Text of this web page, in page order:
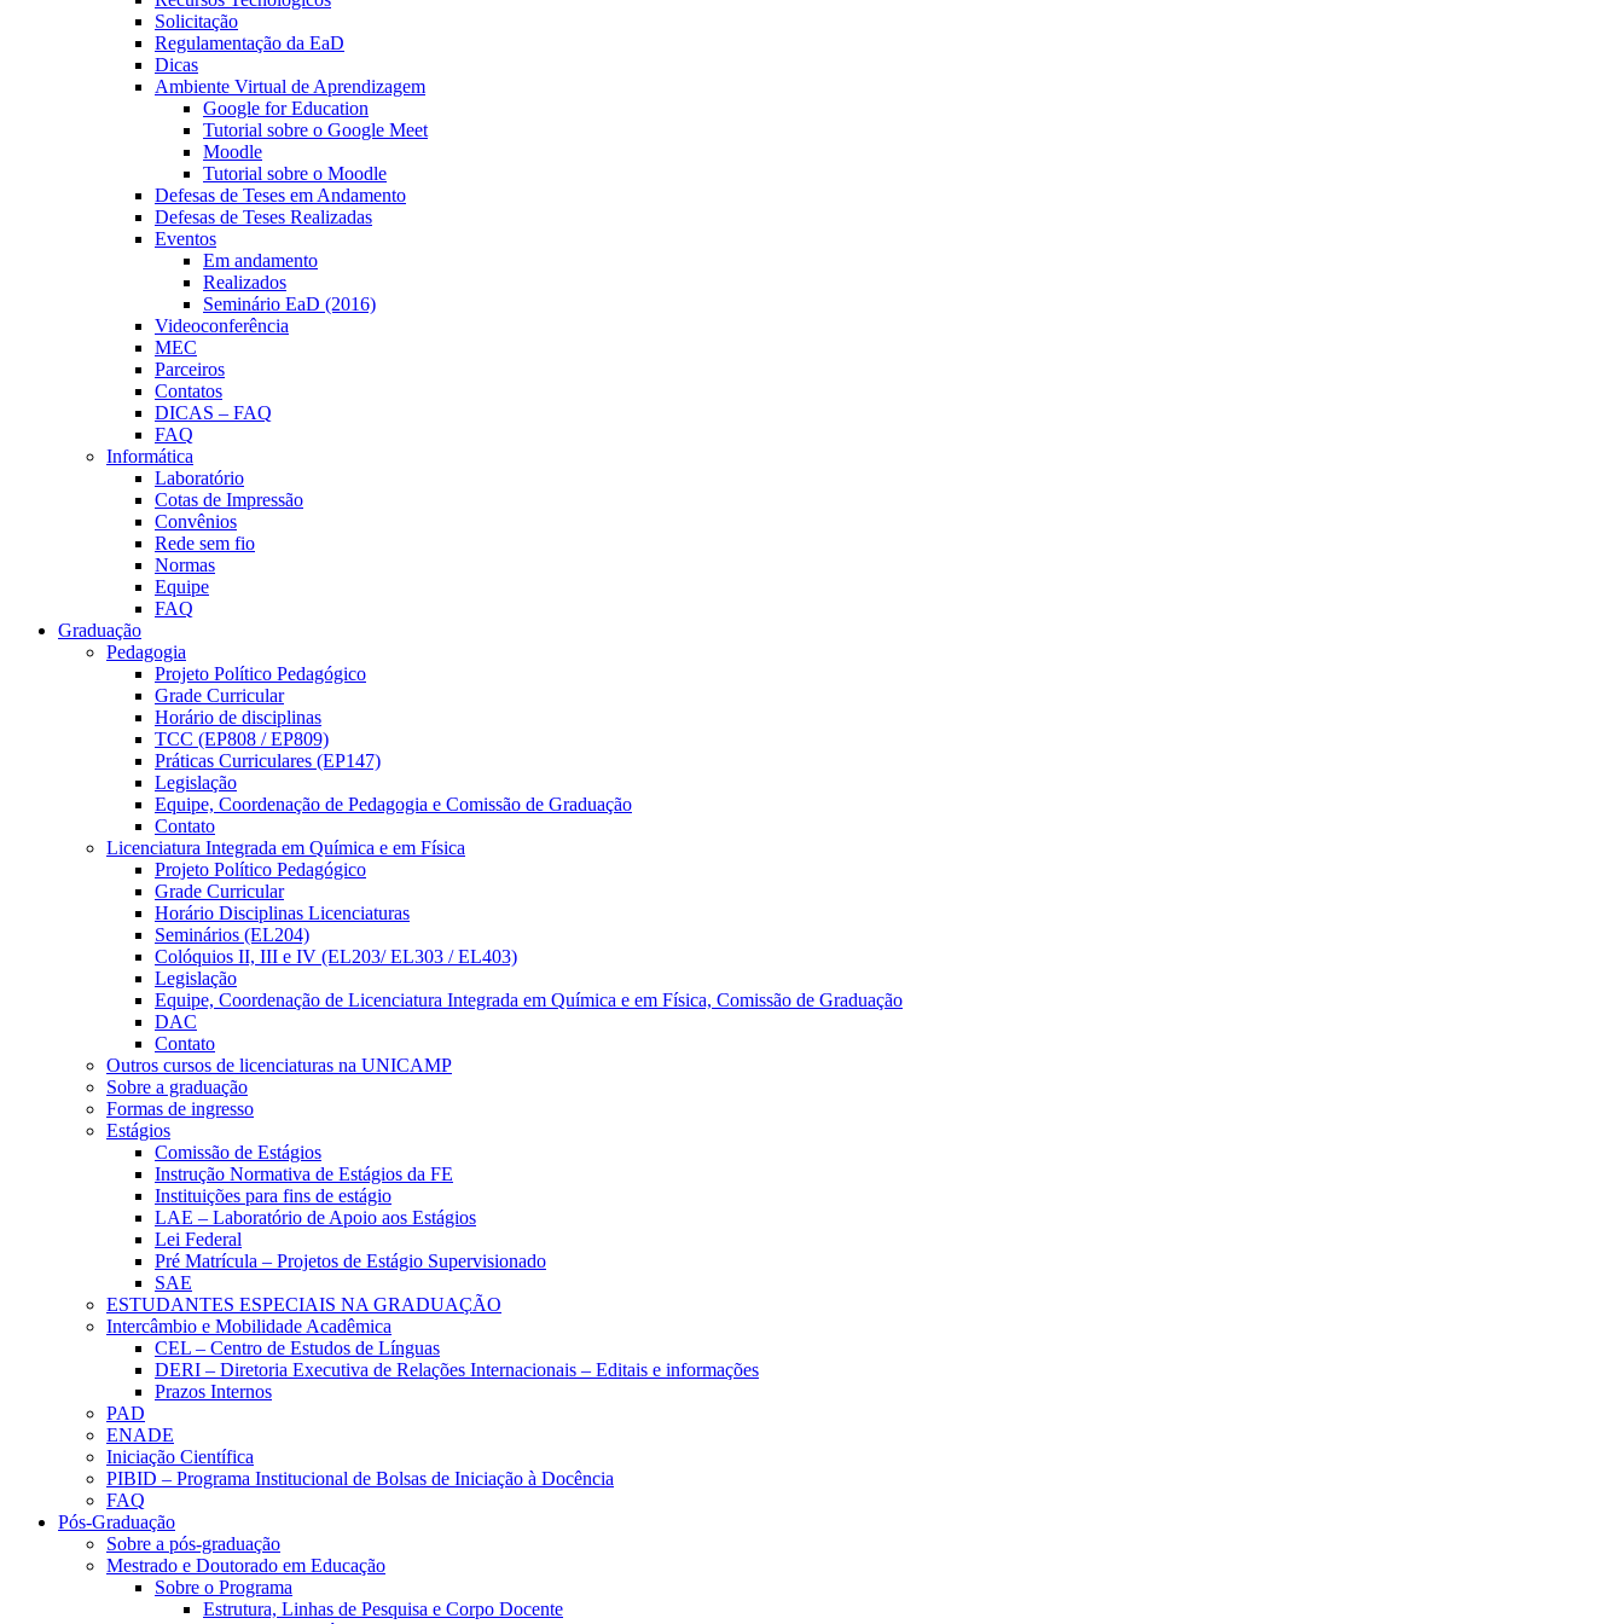
Solicitação
Regulamentação da EaD
Dicas
Ambiente Virtual de Aprendizagem
Google for Education
Tutorial sobre o Google Meet
Moodle
Tutorial sobre o Moodle
Defesas de Teses em Andamento
Defesas de Teses Realizadas
Eventos
Em andamento
Realizados
Seminário EaD (2016)
Videoconferência
MEC
Parceiros
Contatos
DICAS – FAQ
FAQ
Informática
Laboratório
Cotas de Impressão
Convênios
Rede sem fio
Normas
Equipe
FAQ
Graduação
Pedagogia
Projeto Político Pedagógico
Grade Curricular
Horário de disciplinas
TCC (EP808 / EP809)
Práticas Curriculares (EP147)
Legislação
Equipe, Coordenação de Pedagogia e Comissão de Graduação
Contato
Licenciatura Integrada em Química e em Física
Projeto Político Pedagógico
Grade Curricular
Horário Disciplinas Licenciaturas
Seminários (EL204)
Colóquios II, III e IV (EL203/ EL303 / EL403)
Legislação
Equipe, Coordenação de Licenciatura Integrada em Química e em Física, Comissão de Graduação
DAC
Contato
Outros cursos de licenciaturas na UNICAMP
Sobre a graduação
Formas de ingresso
Estágios
Comissão de Estágios
Instrução Normativa de Estágios da FE
Instituições para fins de estágio
LAE – Laboratório de Apoio aos Estágios
Lei Federal
Pré Matrícula – Projetos de Estágio Supervisionado
SAE
ESTUDANTES ESPECIAIS NA GRADUAÇÃO
Intercâmbio e Mobilidade Acadêmica
CEL – Centro de Estudos de Línguas
DERI – Diretoria Executiva de Relações Internacionais – Editais e informações
Prazos Internos
PAD
ENADE
Iniciação Científica
PIBID – Programa Institucional de Bolsas de Iniciação à Docência
FAQ
Pós-Graduação
Sobre a pós-graduação
Mestrado e Doutorado em Educação
Sobre o Programa
Estrutura, Linhas de Pesquisa e Corpo Docente